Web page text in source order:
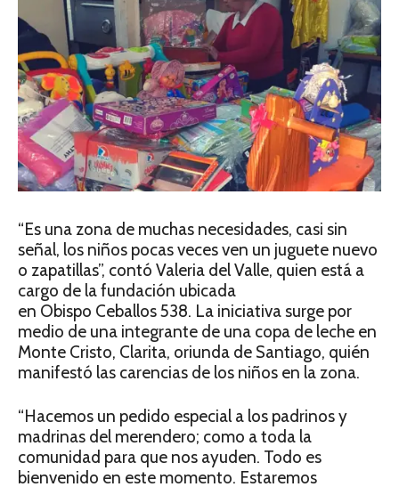
“Es una zona de muchas necesidades, casi sin
señal, los niños pocas veces ven un juguete nuevo
o zapatillas”, contó Valeria del Valle, quien está a
cargo de la fundación ubicada
en Obispo Ceballos 538. La iniciativa surge por
medio de una integrante de una copa de leche en
Monte Cristo, Clarita, oriunda de Santiago, quién
manifestó las carencias de los niños en la zona.
“Hacemos un pedido especial a los padrinos y
madrinas del merendero; como a toda la
comunidad para que nos ayuden. Todo es
bienvenido en este momento. Estaremos